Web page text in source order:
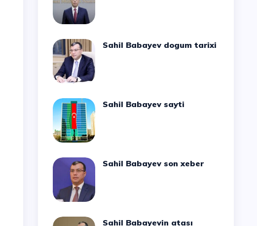
Sahil Babayev dogum tarixi
Sahil Babayev sayti
Sahil Babayev son xeber
Sahil Babayevin atası